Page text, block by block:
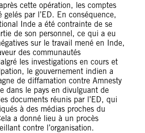
cette opération, les comptes
gelés par l’ED. En conséquence,
Inde a été contrainte de se
de son personnel, ce qui a eu
sur le travail mené en Inde,
des communautés
les investigations en cours et
le gouvernement indien a
de diffamation contre Amnesty
dans le pays en divulguant de
documents réunis par l’ED, qui
à des médias proches du
a donné lieu à un procès
contre l’organisation.